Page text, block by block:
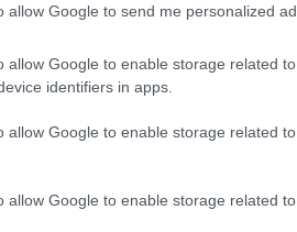
allow Google to send me personalized
allow Google to enable storage related
identifiers in apps.
allow Google to enable storage related
allow Google to enable storage related
τις 31 Ιουλίου 2026,
σε οκτώ ισόποσες
τέλος Ιουλίου 2026 και